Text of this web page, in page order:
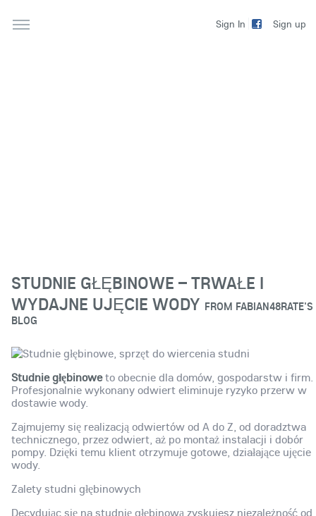
Sign In Sign up
STUDNIE GŁĘBINOWE – TRWAŁE I
WYDAJNE UJĘCIE WODY FROM FABIAN48RATE'S
BLOG
Studnie głębinoweto obecnie dla domów, gospodarstw i firm.
Profesjonalnie wykonany odwiert eliminuje ryzyko przerw w
dostawie wody.
Zajmujemy się realizacją odwiertów od A do Z, od doradztwa
technicznego, przez odwiert, aż po montaż instalacji i dobór
pompy. Dzięki temu klient otrzymuje gotowe, działające ujęcie
wody.
Zalety studni głębinowych
Decydując się na studnię głębinową zyskujesz niezależność od